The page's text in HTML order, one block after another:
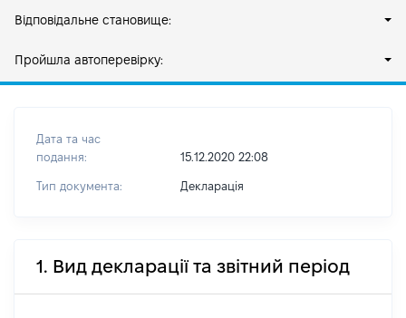
Відповідальне становище:
Пройшла автоперевірку:
Дата та час
подання:
15.12.2020 22:08
Тип документа: Декларація
1. Вид декларації та звітний період